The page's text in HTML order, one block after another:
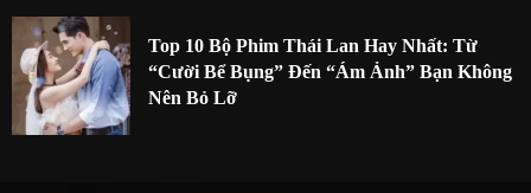
Top 10 Bộ Phim Thái Lan Hay Nhất: Từ
“Cười Bể Bụng” Đến “Ám Ảnh” Bạn Không
Nên Bỏ Lỡ